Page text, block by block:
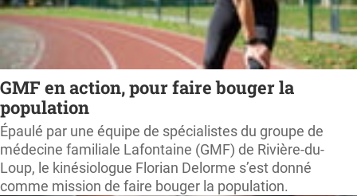
GMF en action, pour faire bouger la
population
Épaulé par une équipe de spécialistes du groupe de
médecine familiale Lafontaine (GMF) de Rivière-du-
Loup, le kinésiologue Florian Delorme s’est donné
comme mission de faire bouger la population.